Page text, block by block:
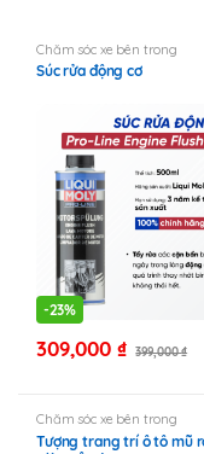
Chăm sóc xe bên trong
Súc rửa động cơ
-23%
309,000 ₫ 399,000₫
Chăm sóc xe bên trong
Tượng trang trí ô tô mũ